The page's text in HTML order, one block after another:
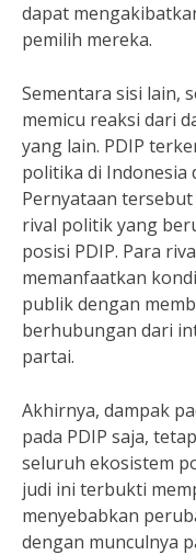
dapat
pemilih mereka.
Sementara sisi lain,
memicu reaksi dari
yang lain. PDIP
politika di Indonesia
Pernyataan
rival politik yang
posisi PDIP. Para
memanfaatkan
publik dengan
berhubungan dari
partai.
Akhirnya, dampak
pada PDIP saja,
seluruh ekosistem
judi ini terbukti
menyebabkan
dengan munculnya